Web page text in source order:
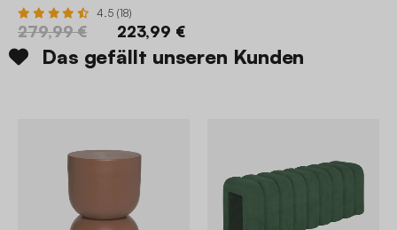
4.5 (18)
279,99 € 223,99 €
Das gefällt unseren Kunden